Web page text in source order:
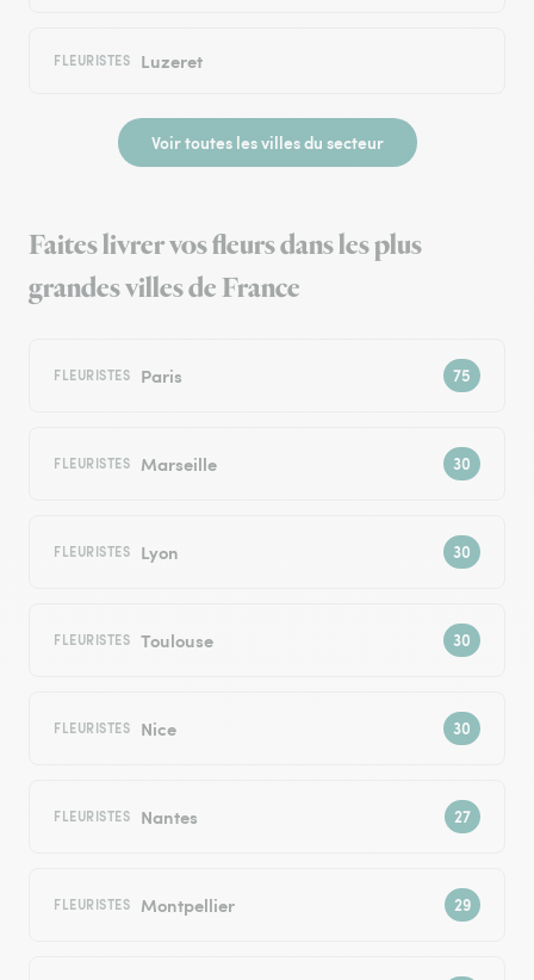
FLEURISTES Luzeret
Voir toutes les villes du secteur
Faites livrer vos fleurs dans les plus
grandes villes de France
FLEURISTES Paris
FLEURISTES Marseille
FLEURISTES Lyon
FLEURISTES Toulouse
FLEURISTES Nice
FLEURISTES Nantes
FLEURISTES Montpellier